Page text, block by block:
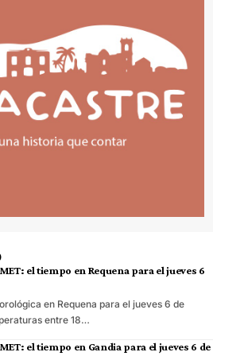
el tiempo en Requena para el jueves 6
en Requena para el jueves 6 de
entre 18…
el tiempo en Gandia para el jueves 6 de